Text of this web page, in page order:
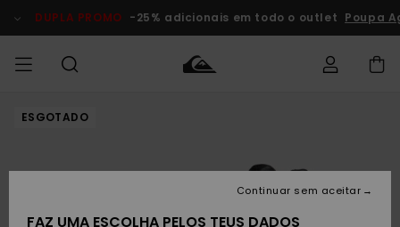
do
DUPLA PROMO -25% adicionais em todo o outlet Poupa
HOMEM
MENINO
MULHER
chegados
Crianças
Artigos
Criança
ESGOTADO
FAZ UMA ESCOLHA PELOS TEUS DADOS
Continuar sem aceitar